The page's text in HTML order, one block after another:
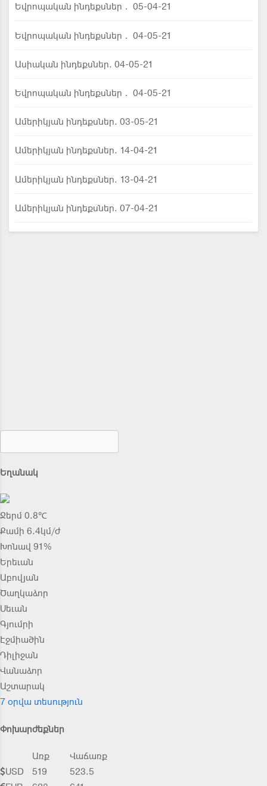
Եվրոպական ինդեքսներ․ 05-04-21
Եվրոպական ինդեքսներ․ 04-05-21
Ասիական ինդեքսներ. 04-05-21
Եվրոպական ինդեքսներ․ 04-05-21
Ամերիկյան ինդեքսներ. 03-05-21
Ամերիկյան ինդեքսներ. 14-04-21
Ամերիկյան ինդեքսներ. 13-04-21
Ամերիկյան ինդեքսներ. 07-04-21
Եղանակ
Ջերմ 0.8℃
Քամի 6.4կմ/ժ
Խոնավ 91%
Երեւան
Աբովյան
Ծաղկաձոր
Սեւան
Գյումրի
Էջմիածին
Դիլիջան
Վանաձոր
Աշտարակ
7 օրվա տեսություն
Փոխարժեքներ
Առք
Վաճառք
USD
519
523.5